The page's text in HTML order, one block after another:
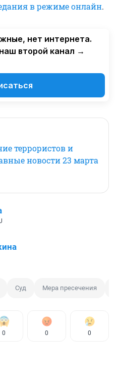
в режиме онлайн.
нет интернета.
второй канал →
террористов и
новости 23 марта
Суд Мера пресечения
0 0 0